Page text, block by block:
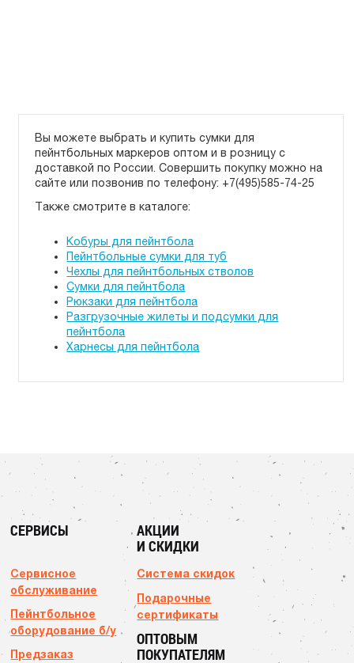
Вы можете выбрать и купить сумки для
пейнтбольных маркеров оптом и в розницу с
доставкой по России. Cовершить покупку можно на
сайте или позвонив по телефону: +7(495)585-74-25
Также смотрите в каталоге:
Кобуры для пейнтбола
Пейнтбольные сумки для туб
Чехлы для пейнтбольных стволов
Сумки для пейнтбола
Рюкзаки для пейнтбола
Разгрузочные жилеты и подсумки для
пейнтбола
Харнесы для пейнтбола
СЕРВИСЫ
Сервисное
обслуживание
Пейнтбольное
оборудование б/у
Предзаказ
АКЦИИ
И СКИДКИ
Система скидок
Подарочные
сертификаты
ОПТОВЫМ
ПОКУПАТЕЛЯМ